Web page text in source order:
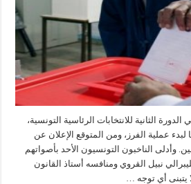
الثانية للانتخابات الرئاسية التونسية،
لبدء عملية الفرز، ومن المتوقع الإعلان عن
وأدلى الناخبون التونسيون الأحد بأصواتهم
نبيل القروي ومنافسه أستاذ القانون
يتبنى أي توجه …